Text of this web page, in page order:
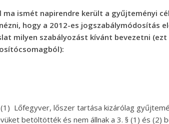
ma ismét napirendre került a gyűjteményi
hogy a 2012-es jogszabálymódosítás
milyen szabályozást kívánt bevezetni
Lőfegyver, lőszer tartása kizárólag
betöltötték és nem állnak a 3. § (1) és (2)